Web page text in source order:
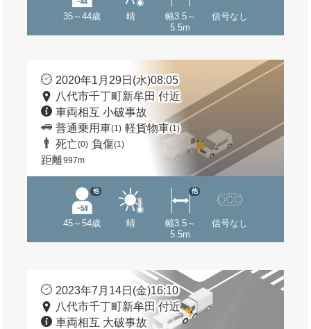
35～44歳 晴
幅3.5～
5.5m
信号なし
2020年1月29日(水)08:05
八代市千丁町新牟田 付近
車両相互 小破事故
普通乗用車(1) 軽貨物車(1)
死亡(0) 負傷(1)
距離997m
45～54歳
他
晴
幅3.5～
5.5m
他
信号なし
2023年7月14日(金)16:10
八代市千丁町新牟田 付近
車両相互 大破事故